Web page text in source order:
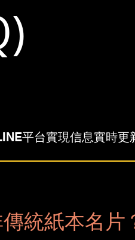
平台實現信息實時更
統紙本名片